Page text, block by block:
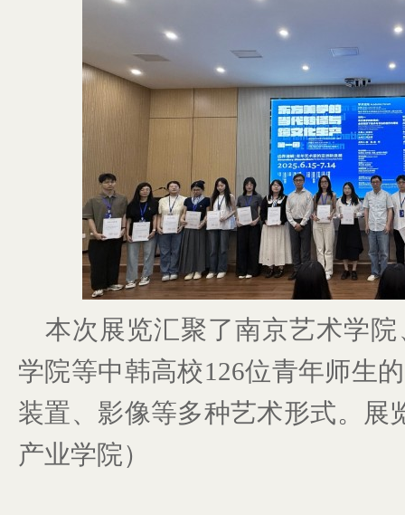
本次展览汇聚了南京艺术学
学院等中韩高校126位青年师生
装置、影像等多种艺术形式。展
产业学院）